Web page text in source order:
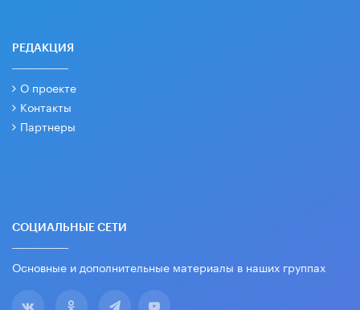
РЕДАКЦИЯ
О проекте
Контакты
Партнеры
СОЦИАЛЬНЫЕ СЕТИ
Основные и дополнительные материалы в наших группах